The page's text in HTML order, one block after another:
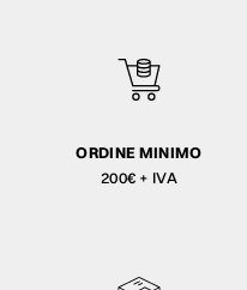
ORDINE MINIMO
200€ + IVA